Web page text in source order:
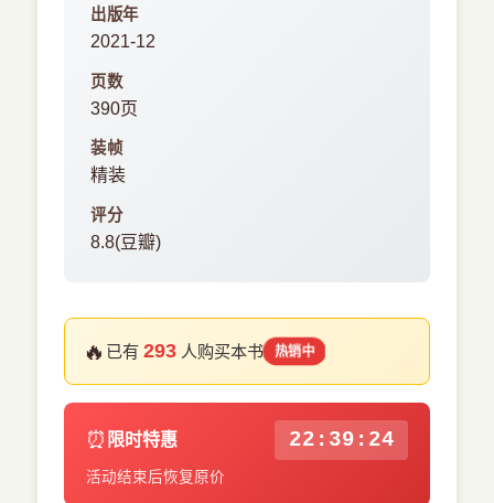
出版年
2021-12
页数
390页
装帧
精装
评分
8.8(豆瓣)
🔥 已有293 人购买本书 热销中
⏰ 限时特惠 22:39:24
活动结束后恢复原价